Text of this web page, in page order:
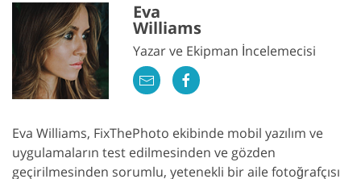
Eva
Williams
Yazar ve Ekipman İncelemecisi
Eva Williams, FixThePhoto ekibinde mobil yazılım ve
uygulamaların test edilmesinden ve gözden
geçirilmesinden sorumlu, yetenekli bir aile fotoğrafçısı